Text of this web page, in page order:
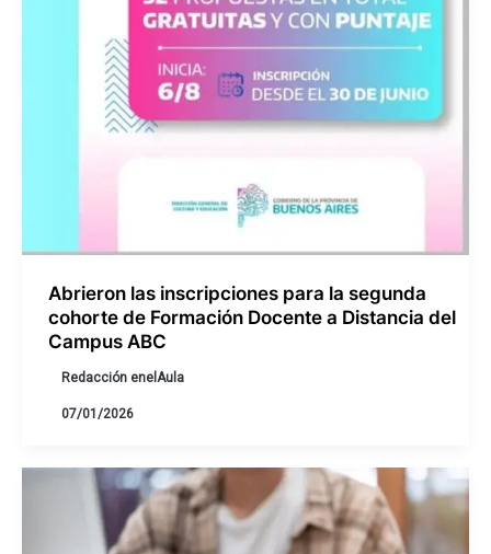
Abrieron las inscripciones para la segunda
cohorte de Formación Docente a Distancia del
Campus ABC
Redacción enelAula
07/01/2026